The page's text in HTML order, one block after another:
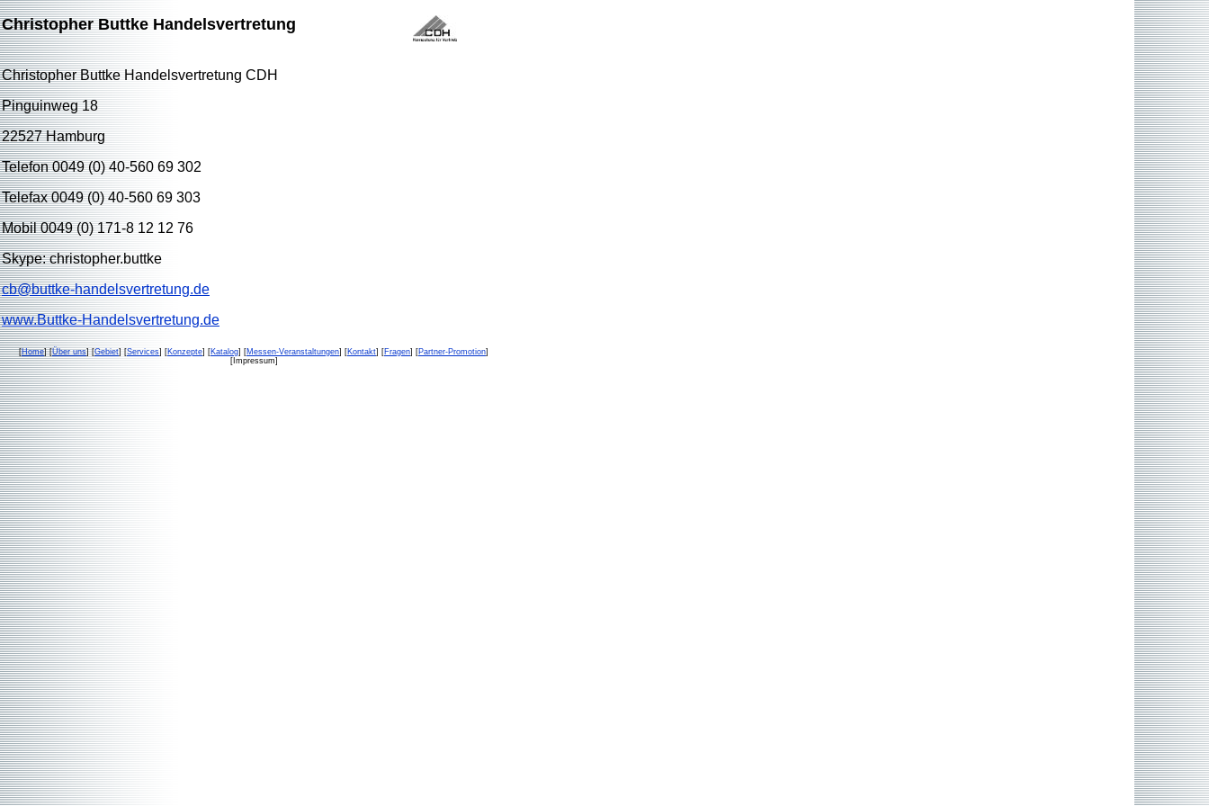
Christopher Buttke Handelsvertretung
Christopher Buttke Handelsvertretung CDH
Pinguinweg 18
22527 Hamburg
Telefon 0049 (0) 40-560 69 302
Telefax 0049 (0) 40-560 69 303
Mobil 0049 (0) 171-8 12 12 76
Skype: christopher.buttke
cb@buttke-handelsvertretung.de
www.Buttke-Handelsvertretung.de
[Home] [Über uns] [Gebiet] [Services] [Konzepte] [Katalog] [Messen-Veranstaltungen] [Kontakt] [Fragen] [Partner-Promotion]
[Impressum]